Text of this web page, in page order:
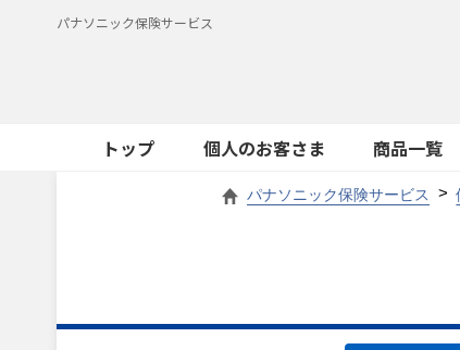
パナソニック保険サービス
トップ 個人のお客さま 商品一覧
パナソニック保険サービス